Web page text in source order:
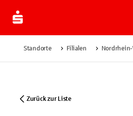
Standorte Filialen
Zurück zur Liste